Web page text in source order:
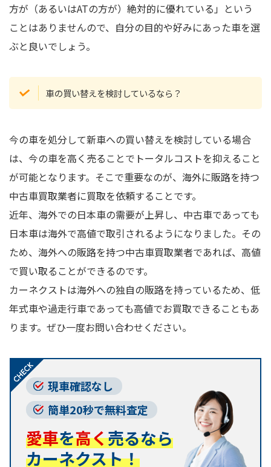
方が（あるいはATの方が）絶対的に優れている」という
ことはありませんので、自分の目的や好みにあった車を選
ぶと良いでしょう。
車の買い替えを検討しているなら？
今の車を処分して新車への買い替えを検討している場合
は、今の車を高く売ることでトータルコストを抑えること
が可能となります。そこで重要なのが、海外に販路を持つ
中古車買取業者に買取を依頼することです。
近年、海外での日本車の需要が上昇し、中古車であっても
日本車は海外で高値で取引されるようになりました。その
ため、海外への販路を持つ中古車買取業者であれば、高値
で買い取ることができるのです。
カーネクストは海外への独自の販路を持っているため、低
年式車や過走行車であっても高値でお買取できることもあ
ります。ぜひ一度お問い合わせください。
現車確認なし
簡単20秒で無料査定
愛車を高く売るなら
カーネクスト！